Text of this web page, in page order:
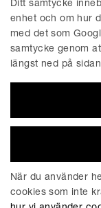
tillit och lyhördhet
Forum delade
erfarenheter från
berättade om vad
berätta om sin
åren, möjligheter
och styra sin
Gabriel Mellqvist,
mångårigt förflutet
Ditt samtycke
enhet och om hur
med det som
samtycke genom
längst ned på
När du använder
cookies som inte